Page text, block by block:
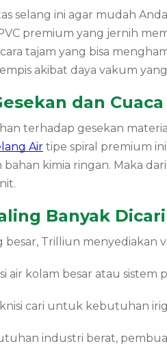
selang ini agar mudah
premium yang jernih
tajam yang bisa
akibat daya vakum
dan Cuaca
terhadap gesekan
Air tipe spiral premium
kimia ringan. Maka
Banyak Dicari
Trilliun menyediakan
air kolam besar atau sistem
cari untuk kebutuhan
industri berat,